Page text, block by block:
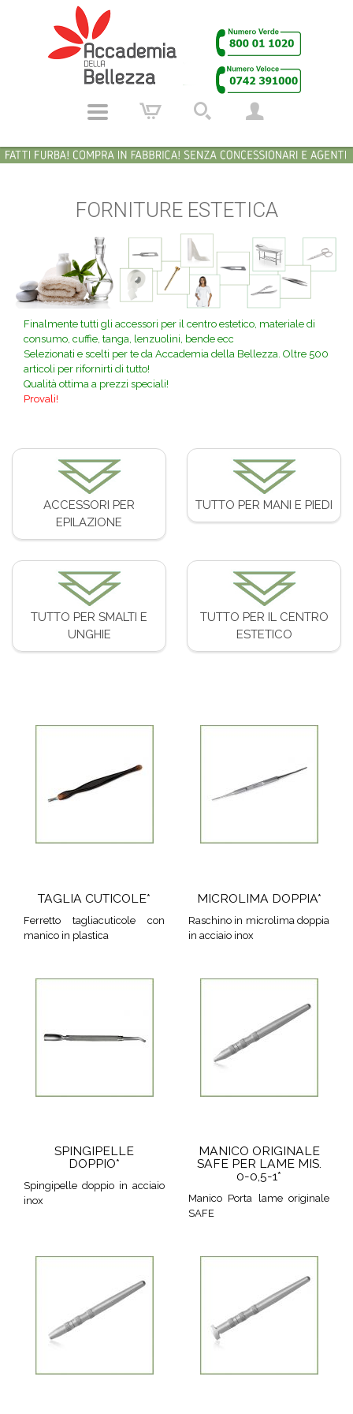
FORNITURE ESTETICA
Finalmente tutti gli accessori per il centro estetico, materiale di
consumo, cuffie, tanga, lenzuolini, bende ecc
Selezionati e scelti per te da Accademia della Bellezza. Oltre 500
articoli per rifornirti di tutto!
Qualità ottima a prezzi speciali!
Provali!
ACCESSORI PER
EPILAZIONE
TUTTO PER MANI E PIEDI
TUTTO PER SMALTI E
UNGHIE
TUTTO PER IL CENTRO
ESTETICO
TAGLIA CUTICOLE*
Ferretto tagliacuticole con
manico in plastica
MICROLIMA DOPPIA*
Raschino in microlima doppia
in acciaio inox
SPINGIPELLE
DOPPIO*
Spingipelle doppio in acciaio
inox
MANICO ORIGINALE
SAFE PER LAME MIS.
0-0,5-1*
Manico Porta lame originale
SAFE